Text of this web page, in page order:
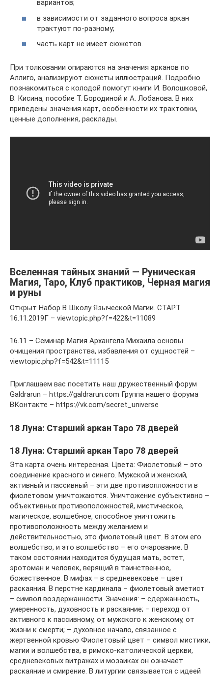
вариантов;
в зависимости от заданного вопроса аркан
трактуют по-разному;
часть карт не имеет сюжетов.
При толковании опираются на значения арканов по
Аллиго, анализируют сюжеты иллюстраций. Подробно
познакомиться с колодой помогут книги И. Волошковой,
В. Кисина, пособие Т. Бородиной и А. Лобанова. В них
приведены значения карт, особенности их трактовки,
ценные дополнения, расклады.
Вселенная тайных знаний — Руническая
Магия, Таро, Клуб практиков, Черная магия
и руны
Открыт Набор В Школу Языческой Магии. СТАРТ
16.11.2019Г – viewtopic.php?f=422&t=11089
16.11 – Семинар Магия Архангела Михаила основы
очищения пространства, избавления от сущностей –
viewtopic.php?f=542&t=11115
Приглашаем вас посетить наш дружественный форум
Galdrarun – https://galdrarun.com Группа нашего форума
ВКонтакте – https://vk.com/secret_universe
18 Луна: Старший аркан Таро 78 дверей
18 Луна: Старший аркан Таро 78 дверей
Эта карта очень интересная. Цвета: Фиолетовый – это
соединение красного и синего. Мужской и женский,
активный и пассивный – эти две противопложности в
фиолетовом уничтожаются. Уничтожение субъективно –
объективных противоположностей, мистическое,
магическое, волшебное, способное уничтожить
противоположность между желанием и
действительностью, это фиолетовый цвет. В этом его
волшебство, и это волшебство – его очарование. В
таком состоянии находится будущая мать, эстет,
эротоман и человек, верящий в таинственное,
божественное. В мифах – в средневековье – цвет
раскаяния. В перстне кардинала – фиолетовый аметист
– символ воздержанности. Значения: – сдержанность,
умеренность, духовность и раскаяние; – переход от
активного к пассивному, от мужского к женскому, от
жизни к смерти; – духовное начало, связанное с
жертвенной кровью Фиолетовый цвет – символ мистики,
магии и волшебства, в римско-католической церкви,
средневековых витражах и мозаиках он означает
раскаяние и смирение. В литургии связывается с идеей